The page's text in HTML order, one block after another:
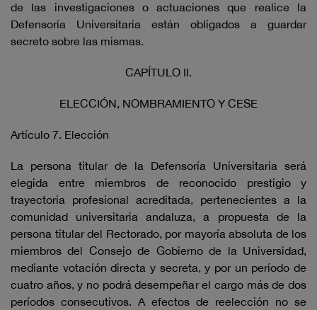
de las investigaciones o actuaciones que realice la
Defensoría Universitaria están obligados a guardar
secreto sobre las mismas.
CAPÍTULO II.
ELECCIÓN, NOMBRAMIENTO Y CESE
Artículo 7. Elección
La persona titular de la Defensoría Universitaria será
elegida entre miembros de reconocido prestigio y
trayectoria profesional acreditada, pertenecientes a la
comunidad universitaria andaluza, a propuesta de la
persona titular del Rectorado, por mayoría absoluta de los
miembros del Consejo de Gobierno de la Universidad,
mediante votación directa y secreta, y por un período de
cuatro años, y no podrá desempeñar el cargo más de dos
períodos consecutivos. A efectos de reelección no se